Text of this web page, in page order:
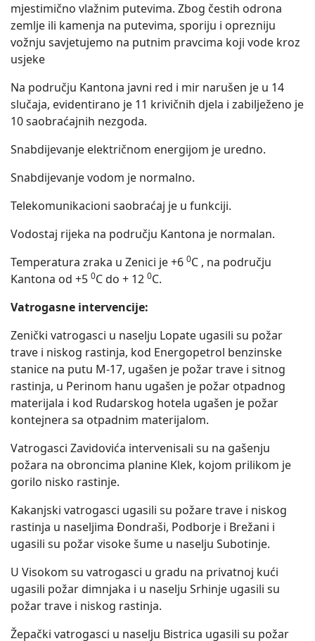
mjestimično vlažnim putevima. Zbog čestih odrona
zemlje ili kamenja na putevima, sporiju i oprezniju
vožnju savjetujemo na putnim pravcima koji vode kroz
usjeke
Na području Kantona javni red i mir narušen je u 14
slučaja, evidentirano je 11 krivičnih djela i zabilježeno je
10 saobraćajnih nezgoda.
Snabdijevanje električnom energijom je uredno.
Snabdijevanje vodom je normalno.
Telekomunikacioni saobraćaj je u funkciji.
Vodostaj rijeka na području Kantona je normalan.
Temperatura zraka u Zenici je +6 0C , na području
Kantona od +5 0C do + 12 0C.
Vatrogasne intervencije:
Zenički vatrogasci u naselju Lopate ugasili su požar
trave i niskog rastinja, kod Energopetrol benzinske
stanice na putu M-17, ugašen je požar trave i sitnog
rastinja, u Perinom hanu ugašen je požar otpadnog
materijala i kod Rudarskog hotela ugašen je požar
kontejnera sa otpadnim materijalom.
Vatrogasci Zavidovića intervenisali su na gašenju
požara na obroncima planine Klek, kojom prilikom je
gorilo nisko rastinje.
Kakanjski vatrogasci ugasili su požare trave i niskog
rastinja u naseljima Đondraši, Podborje i Brežani i
ugasili su požar visoke šume u naselju Subotinje.
U Visokom su vatrogasci u gradu na privatnoj kući
ugasili požar dimnjaka i u naselju Srhinje ugasili su
požar trave i niskog rastinja.
Žepački vatrogasci u naselju Bistrica ugasili su požar